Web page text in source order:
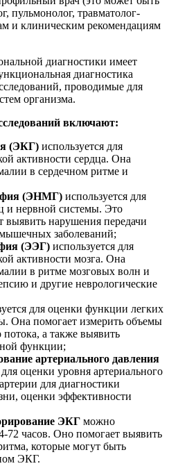
пульмонолог, травматолог-
и клиническим рекомендациям
диагностики имеет
диагностика
проводимые для
организма.
включают:
(ЭКГ) используется для
активности сердца. Она
в сердечном ритме и
(ЭНМГ) используется для
нервной системы. Это
выявить нарушения передачи
заболеваний;
(ЭЭГ) используется для
активности мозга. Она
в ритме мозговых волн и
и другие неврологические
для оценки функции легких
Она помогает измерить объемы
потока, а также выявить
функции;
артериального давления
для оценки уровня артериального
для диагностики
оценки эффективности
ЭКГ можно
72 часов. Оно помогает выявить
которые могут быть
ЭКГ.